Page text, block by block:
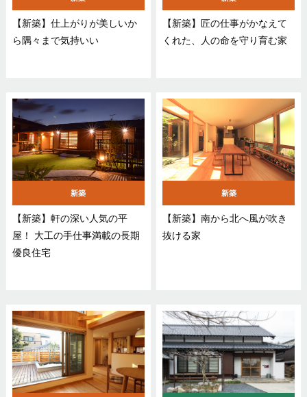
【新築】仕上がりが美しいか
ら隅々まで気持いい
【新築】匠の仕事がかなえて
くれた、人の命を守り育む家
新築
【新築】軒の深い人気の平
屋！ 大工の手仕事満載の長期
優良住宅
新築
【新築】南から北へ風が吹き
抜ける家